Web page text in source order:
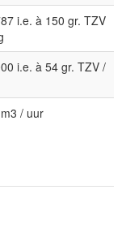
i.e. à 150 gr. TZV
i.e. à 54 gr. TZV /
/ uur